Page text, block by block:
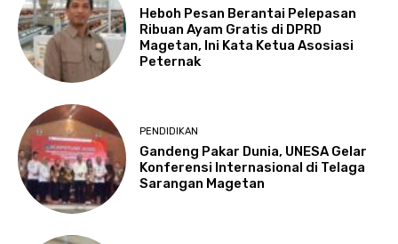
Heboh Pesan Berantai Pelepasan
Ribuan Ayam Gratis di DPRD
Magetan, Ini Kata Ketua Asosiasi
Peternak
PENDIDIKAN
Gandeng Pakar Dunia, UNESA Gelar
Konferensi Internasional di Telaga
Sarangan Magetan